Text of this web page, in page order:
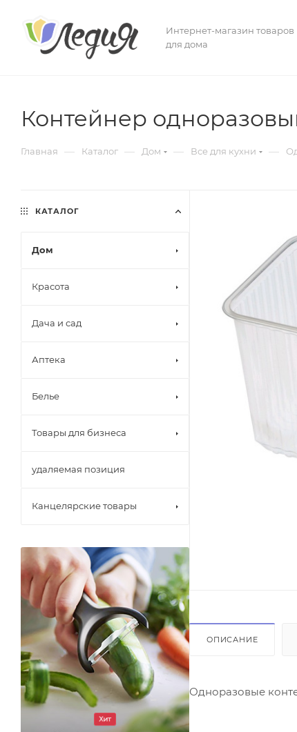
Интернет-магазин товаров
для дома
Контейнер
Главная — Каталог — Дом — Все для кухни —
ОПИСАНИЕ
Одноразовые
КАТАЛОГ
Дом
Красота
Дача и сад
Аптека
Белье
Товары для бизнеса
удаляемая позиция
Канцелярские товары